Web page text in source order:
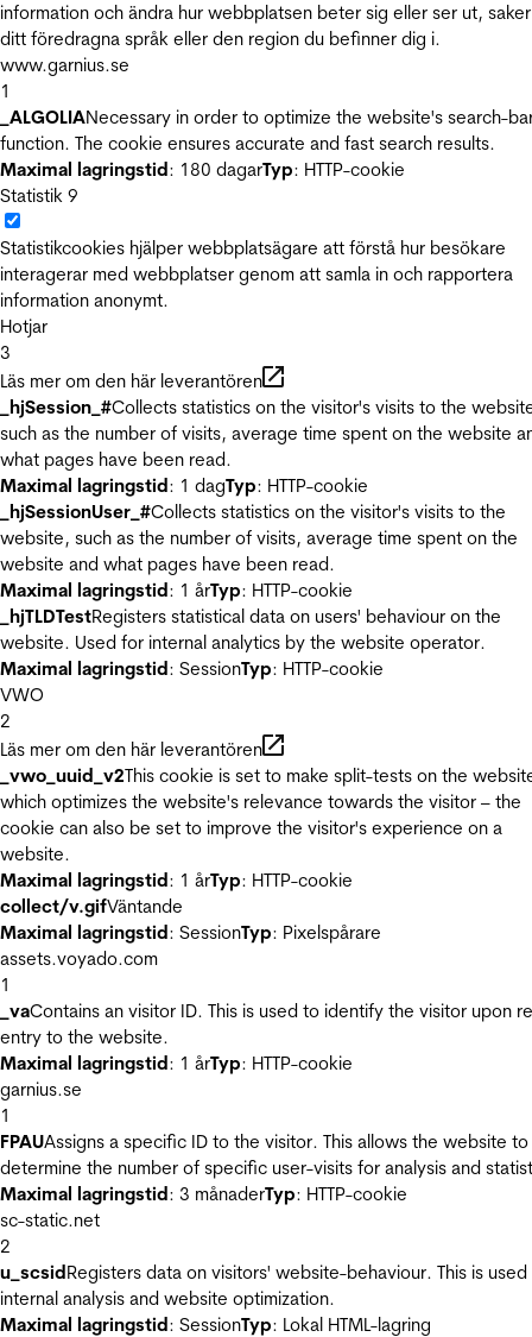
information och ändra hur webbplatsen beter sig eller ser ut,
ditt föredragna språk eller den region du befinner dig i.
www.garnius.se
1
_ALGOLIANecessary in order to optimize the website's search-
function. The cookie ensures accurate and fast search results.
Maximal lagringstid: 180 dagarTyp: HTTP-cookie
Statistik 9
Statistikcookies hjälper webbplatsägare att förstå hur besökare
interagerar med webbplatser genom att samla in och rapportera
information anonymt.
Hotjar
3
Läs mer om den här leverantören
_hjSession_#Collects statistics on the visitor's visits to the
such as the number of visits, average time spent on the website
what pages have been read.
Maximal lagringstid: 1 dagTyp: HTTP-cookie
_hjSessionUser_#Collects statistics on the visitor's visits to the
website, such as the number of visits, average time spent on the
website and what pages have been read.
Maximal lagringstid: 1 årTyp: HTTP-cookie
_hjTLDTestRegisters statistical data on users' behaviour on the
website. Used for internal analytics by the website operator.
Maximal lagringstid: SessionTyp: HTTP-cookie
VWO
2
Läs mer om den här leverantören
_vwo_uuid_v2This cookie is set to make split-tests on the
which optimizes the website's relevance towards the visitor – the
cookie can also be set to improve the visitor's experience on a
website.
Maximal lagringstid: 1 årTyp: HTTP-cookie
collect/v.gifVäntande
Maximal lagringstid: SessionTyp: Pixelspårare
assets.voyado.com
1
_vaContains an visitor ID. This is used to identify the visitor upon
entry to the website.
Maximal lagringstid: 1 årTyp: HTTP-cookie
garnius.se
1
FPAUAssigns a specific ID to the visitor. This allows the website to
determine the number of specific user-visits for analysis and
Maximal lagringstid: 3 månaderTyp: HTTP-cookie
sc-static.net
2
u_scsidRegisters data on visitors' website-behaviour. This is
internal analysis and website optimization.
Maximal lagringstid: SessionTyp: Lokal HTML-lagring